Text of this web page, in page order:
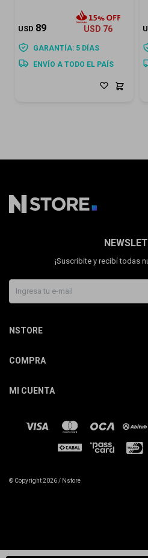
USD 89 USD 76
GARANTÍA: 5 DÍAS
ENVÍO A TODO EL PAÍS
¡Suscribite y recibí todas
NSTORE
COMPRA
MI CUENTA
© Copyright 2026 / Nstore